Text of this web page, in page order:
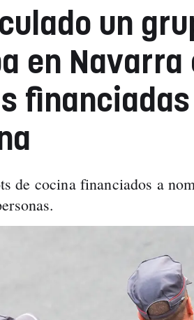
un
en Navarra
de cocina financiados a